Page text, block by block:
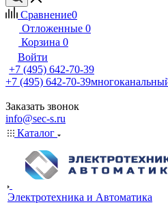
Сравнение0
Отложенные 0
Корзина 0
Войти
+7 (495) 642-70-39
+7 (495) 642-70-39
Заказать звонок
info@sec-s.ru
Каталог
Электротехника и Автоматика